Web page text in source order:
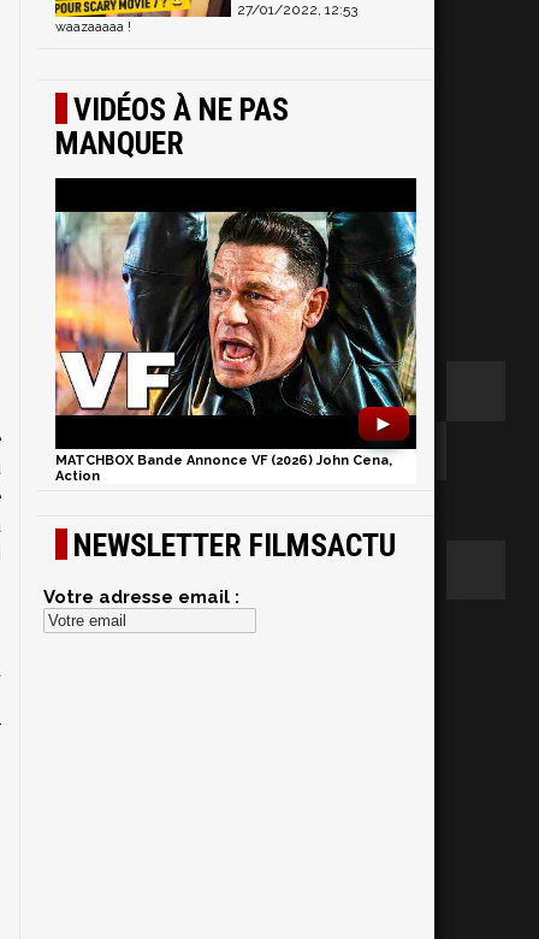
27/01/2022, 12:53
waazaaaaa !
VIDÉOS À NE PAS
MANQUER
►
MATCHBOX Bande Annonce VF (2026) John Cena,
Action
NEWSLETTER FILMSACTU
Votre adresse email :